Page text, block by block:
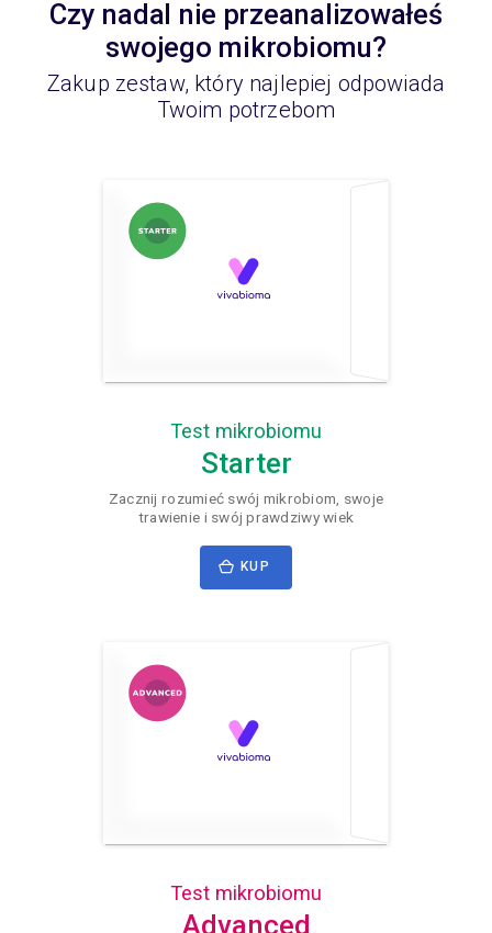
Czy nadal nie przeanalizowałeś
swojego mikrobiomu?
Zakup zestaw, który najlepiej odpowiada
Twoim potrzebom
Test mikrobiomu
Starter
Zacznij rozumieć swój mikrobiom, swoje
trawienie i swój prawdziwy wiek
KUP
Test mikrobiomu
Advanced